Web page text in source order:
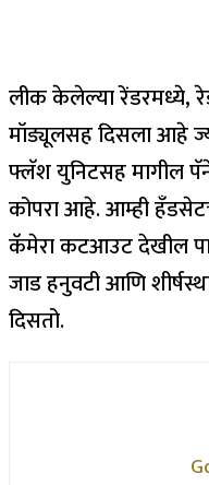
लीक केलेल्या रेंडरमध्ये,
मॉड्यूलसह दिसला आहे
फ्लॅश युनिटसह मागील
कोपरा आहे. आम्ही
कॅमेरा कटआउट देखील
जाड हनुवटी आणि
दिसतो.